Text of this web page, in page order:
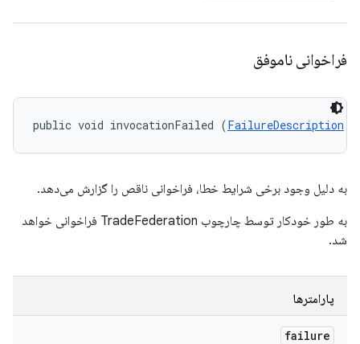
فراخوانی ناموفق
public void invocationFailed (FailureDescription
به دلیل وجود برخی شرایط خطا، فراخوانی ناقص را گزارش می‌دهد.
به طور خودکار توسط چارچوب TradeFederation فراخوانی خواهد
شد.
پارامترها
failure